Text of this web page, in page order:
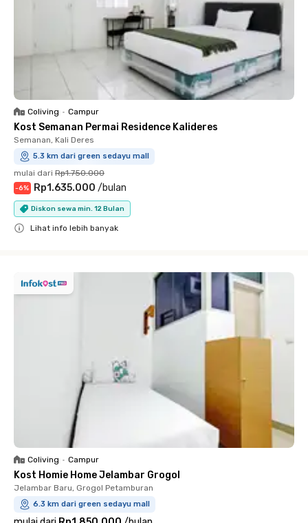
Coliving • Campur
Kost Semanan Permai Residence Kalideres
Semanan, Kali Deres
5.3 km dari green sedayu mall
mulai dari Rp1.750.000
-6% Rp1.635.000 /bulan
Diskon sewa min. 12 Bulan
Lihat info lebih banyak
Coliving • Campur
Kost Homie Home Jelambar Grogol
Jelambar Baru, Grogol Petamburan
6.3 km dari green sedayu mall